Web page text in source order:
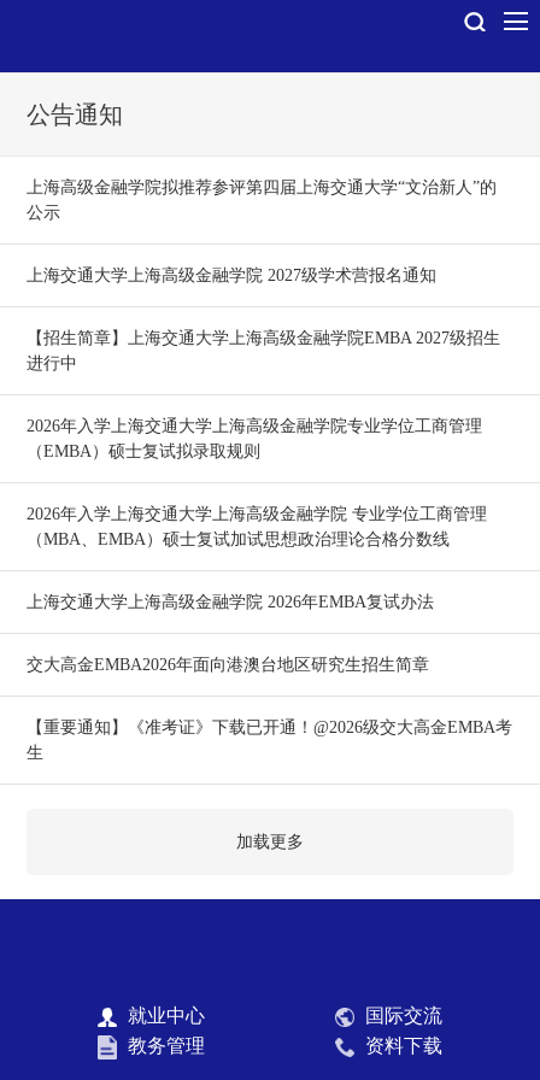
公告通知
上海高级金融学院拟推荐参评第四届上海交通大学“文治新人”的
公示
上海交通大学上海高级金融学院 2027级学术营报名通知
【招生简章】上海交通大学上海高级金融学院EMBA 2027级招生
进行中
2026年入学上海交通大学上海高级金融学院专业学位工商管理
（EMBA）硕士复试拟录取规则
2026年入学上海交通大学上海高级金融学院 专业学位工商管理
（MBA、EMBA）硕士复试加试思想政治理论合格分数线
上海交通大学上海高级金融学院 2026年EMBA复试办法
交大高金EMBA2026年面向港澳台地区研究生招生简章
【重要通知】《准考证》下载已开通！@2026级交大高金EMBA考
生
加载更多
就业中心
国际交流
教务管理
资料下载